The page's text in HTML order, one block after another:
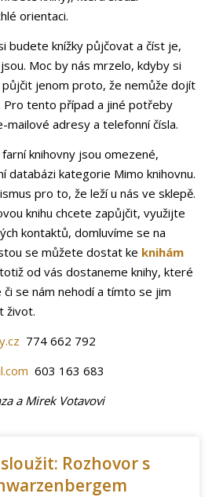
orientaci.
budete knížky půjčovat a číst je,
Moc by nás mrzelo, kdyby si
půjčit jenom proto, že nemůže dojít
Pro tento případ a jiné potřeby
mailové adresy a telefonní čísla.
knihovny jsou omezené,
databázi kategorie Mimo knihovnu.
pro to, že leží u nás ve sklepě.
knihu chcete zapůjčit, využijte
kontaktů, domluvíme se na
se můžete dostat ke knihám
od vás dostaneme knihy, které
či se nám nehodí a tímto se jim
život.
774 662 792
603 163 683
a Mirek Votavovi
Rozhovor s